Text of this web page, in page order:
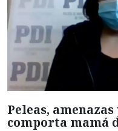
Peleas,
comporta mamá